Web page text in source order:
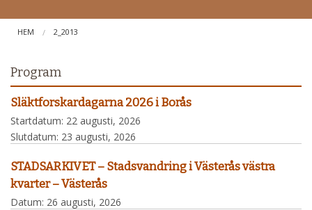
HEM 2_2013
Program
Släktforskardagarna 2026 i Borås
Startdatum: 22 augusti, 2026
Slutdatum: 23 augusti, 2026
STADSARKIVET – Stadsvandring i Västerås västra
kvarter – Västerås
Datum: 26 augusti, 2026